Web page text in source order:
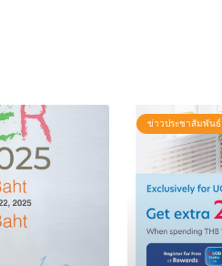
ข่าวประชาสัมพันธ์